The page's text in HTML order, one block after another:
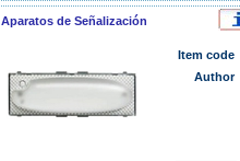
Aparatos de Señalización
Item code
Author